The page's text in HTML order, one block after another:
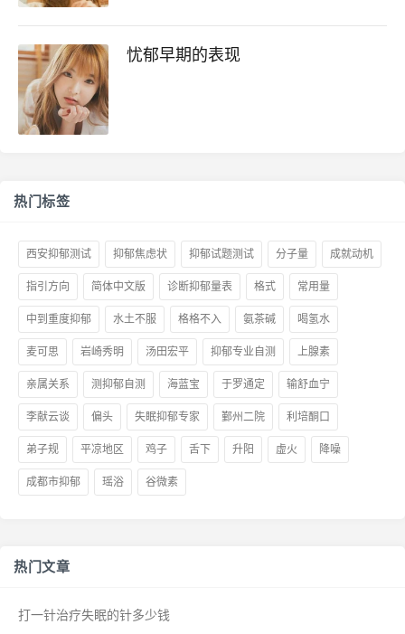
忧郁早期的表现
热门标签
西安抑郁测试 抑郁焦虑状 抑郁试题测试 分子量 成就动机
指引方向 简体中文版 诊断抑郁量表 格式 常用量
中到重度抑郁 水土不服 格格不入 氨茶碱 喝氢水
麦可思 岩崎秀明 汤田宏平 抑郁专业自测 上腺素
亲属关系 测抑郁自测 海蓝宝 于罗通定 输舒血宁
李献云谈 偏头 失眠抑郁专家 鄞州二院 利培酮口
弟子规 平凉地区 鸡子 舌下 升阳 虚火 降噪
成都市抑郁 瑶浴 谷微素
热门文章
打一针治疗失眠的针多少钱